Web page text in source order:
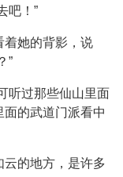
吧！”
着她的背影，说
”
听过那些仙山里面
的武道门派看中
的地方，是许多